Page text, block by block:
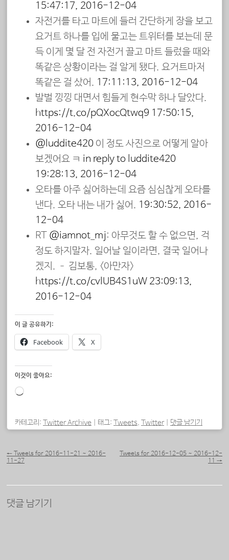
15:47:17, 2016-12-04
자전거를 타고 마트에 들러 간단하게 장을 보고
요거트 하나를 입에 물고는 트위터를 보는데 문
득 이게 몇 달 전 자전거 끌고 마트 들렀을 때와
똑같은 상황이라는 걸 알게 됐다. 요거트마저
똑같은 걸 샀어. 17:11:13, 2016-12-04
발벌 낑낑 대면서 힘들게 현수막 하나 달았다.
https://t.co/pQXocQtwq9 17:50:15,
2016-12-04
@luddite420 이 정도 사진으로 어떻게 알아
보겠어요 ㅋ in reply to luddite420
19:28:13, 2016-12-04
오타를 아주 싫어하는데 요즘 심심찮게 오타를
낸다. 오타 내는 내가 싫어. 19:30:52, 2016-
12-04
RT @iamnot_mj: 아무것도 할 수 없으면, 걱
정도 하지말자. 일어날 일이라면, 결국 일어나
겠지. – 김보통, <아만자>
https://t.co/cvlUB4S1uW 23:09:13,
2016-12-04
이 글 공유하기:
Facebook X
이것이 좋아요:
로
중...
카테고리: Twitter Archive 태그: Tweets, Twitter 댓글 남기기
← Tweets for 2016-11-21 ~ 2016-
11-27
Tweets for 2016-12-05 ~ 2016-12-
11 →
댓글 남기기